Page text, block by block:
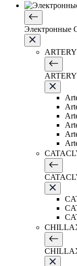
Электронные
ARTERY
ARTERY